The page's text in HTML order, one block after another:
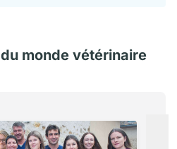
du monde vétérinaire